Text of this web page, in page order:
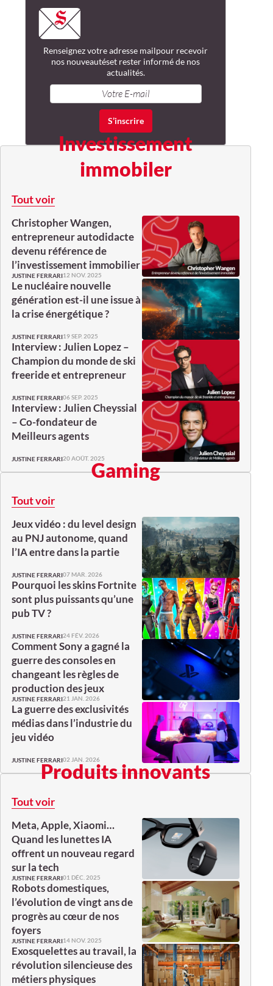
Renseignez votre adresse mailpour recevoir
nos nouveautéset rester informé de nos
actualités.
Investissement
immobiler
Tout voir
Christopher Wangen,
entrepreneur autodidacte
devenu référence de
l’investissement immobilier
JUSTINE FERRARI12 NOV. 2025
Le nucléaire nouvelle
génération est-il une issue à
la crise énergétique ?
JUSTINE FERRARI19 SEP. 2025
Interview : Julien Lopez –
Champion du monde de ski
freeride et entrepreneur
JUSTINE FERRARI06 SEP. 2025
Interview : Julien Cheyssial
– Co-fondateur de
Meilleurs agents
JUSTINE FERRARI20 AOÛT. 2025Gaming
Tout voir
Jeux vidéo : du level design
au PNJ autonome, quand
l’IA entre dans la partie
JUSTINE FERRARI07 MAR. 2026
Pourquoi les skins Fortnite
sont plus puissants qu’une
pub TV ?
JUSTINE FERRARI24 FÉV. 2026
Comment Sony a gagné la
guerre des consoles en
changeant les règles de
production des jeux
JUSTINE FERRARI21 JAN. 2026
La guerre des exclusivités
médias dans l’industrie du
jeu vidéo
JUSTINE FERRARI02 JAN. 2026
Produits innovants
Tout voir
Meta, Apple, Xiaomi…
Quand les lunettes IA
offrent un nouveau regard
sur la tech
JUSTINE FERRARI01 DÉC. 2025
Robots domestiques,
l’évolution de vingt ans de
progrès au cœur de nos
foyers
JUSTINE FERRARI14 NOV. 2025
Exosquelettes au travail, la
révolution silencieuse des
métiers physiques